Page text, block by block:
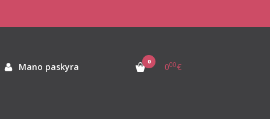
Mano paskyra 0 000€